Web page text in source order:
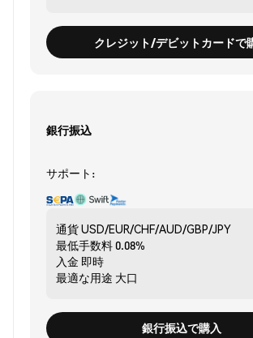
クレジット/デビットカードで
銀行振込
サポート:
通貨USD/EUR/CHF/AUD/GBP/JPY
最低手数料0.08%
入金 即時
最適な用途 大口
銀行振込で購入